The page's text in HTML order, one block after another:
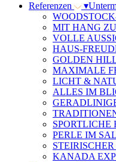
Referenzen
▾
MIT HANG
VOLLE
HAUS-
GOLDEN
MAXIMALE
LICHT &
ALLES IM
SPORTLICHE
PERLE IM
KANADA